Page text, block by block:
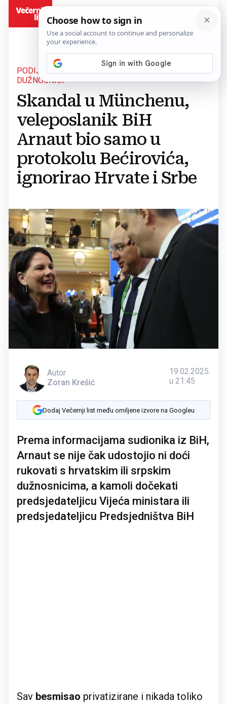
PODIJELJENA DIPLOMACIJA, ALI I DRŽAVNI
DUŽNOSNICI
Skandal u Münchenu,
veleposlanik BiH
Arnaut bio samo u
protokolu Bećirovića,
ignorirao Hrvate i Srbe
Autor
Zoran Krešić
19.02.2025.
u 21:45
Dodaj Večernji list među omiljene izvore na Googleu
Prema informacijama sudionika iz BiH,
Arnaut se nije čak udostojio ni doći
rukovati s hrvatskim ili srpskim
dužnosnicima, a kamoli dočekati
predsjedateljicu Vijeća ministara ili
predsjedateljicu Predsjedništva BiH
Sav besmisao privatizirane i nikada toliko